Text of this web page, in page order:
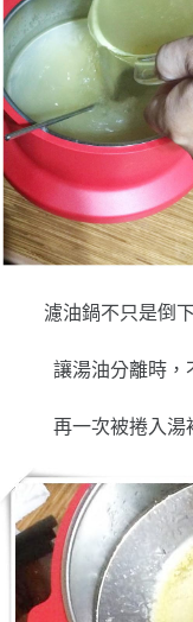
濾油鍋不只是倒
讓湯油分離時，
再一次被捲入湯